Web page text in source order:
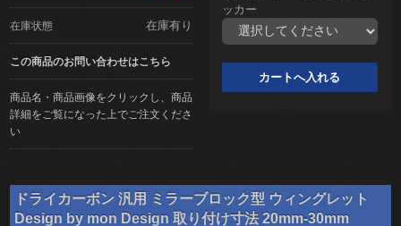
在庫状態 在庫有り
この商品のお問い合わせはこちら
商品名・商品画像をクリックし、商品
詳細をご覧になった上でご注文くださ
い
ッカー
ドライカーボン 汎用 ミラーブロック型 ウィングレット
Design by mon Design 取り付け寸法 20mm-30mm